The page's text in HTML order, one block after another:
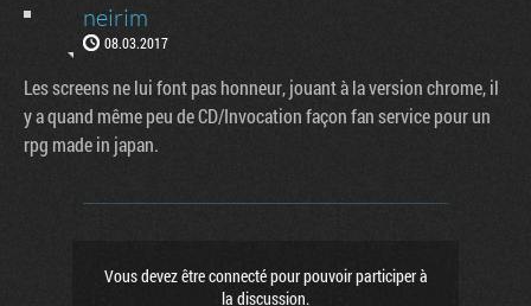
neirim
08.03.2017
Les screens ne lui font pas honneur, jouant à la version chrome, il
y a quand même peu de CD/Invocation façon fan service pour un
rpg made in japan.
Vous devez être connecté pour pouvoir participer à
la discussion.